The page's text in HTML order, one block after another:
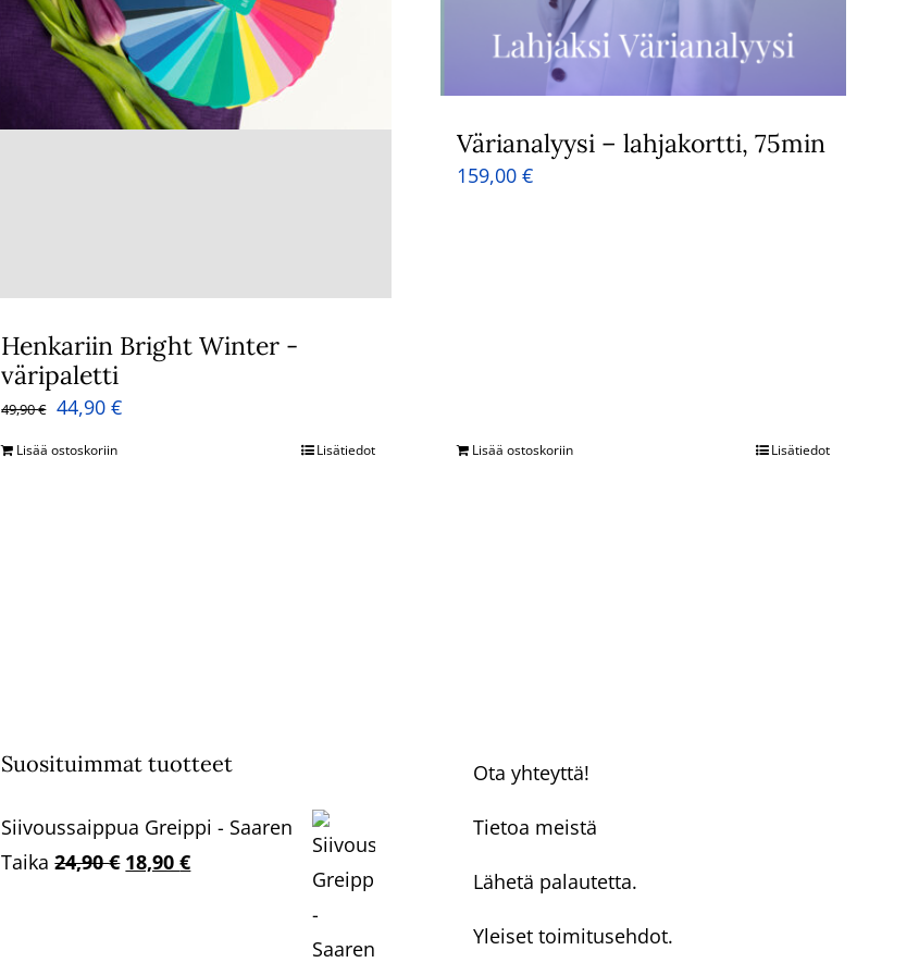
Henkariin Bright Winter -
väripaletti
49,90€ Alkuperäinen
hinta
44,90€Nykyinen
Lisää ostoskoriin Lisätiedot
Värianalyysi – lahjakortti, 75min
159,00 €
Lisää ostoskoriin Lisätiedot
Suosituimmat tuotteet
Siivoussaippua Greippi - Saaren
Taika 24,90€ Alkuperäinen
18,90€Nykyinen
Ota yhteyttä!
Tietoa meistä
Lähetä palautetta.
Yleiset toimitusehdot.